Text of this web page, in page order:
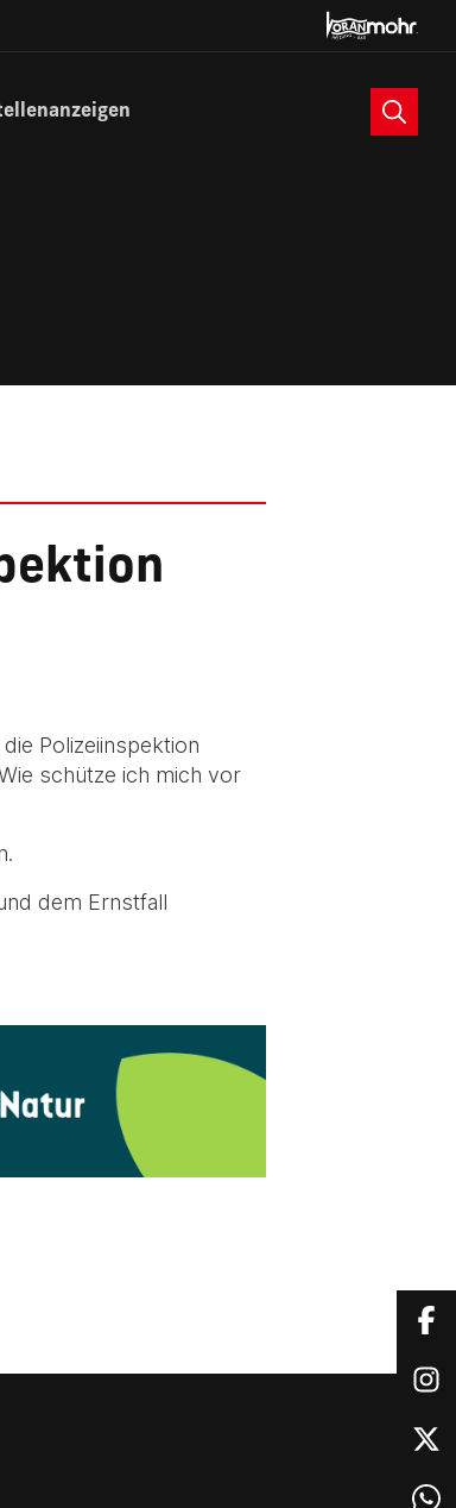
Suche
Polizeiinspektion
schütze ich mich vor
dem Ernstfall